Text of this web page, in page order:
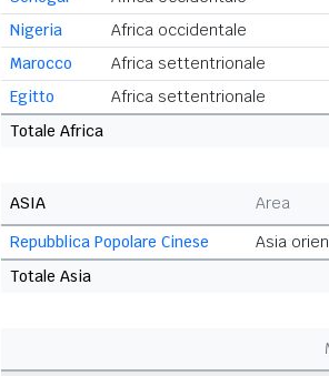
Nigeria
Africa occidentale
Marocco
Africa settentrionale
Egitto
Africa settentrionale
Totale Africa
ASIA Area
Repubblica Popolare Cinese
Asia
Totale Asia